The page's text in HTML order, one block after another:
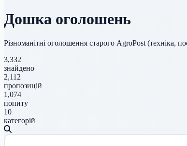
Дошка оголошень
Різноманітні оголошення старого AgroPost (техніка,
3,332
знайдено
2,112
пропозицій
1,074
попиту
10
категорій